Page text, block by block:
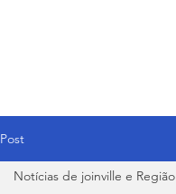
Post
Notícias de joinville e Região